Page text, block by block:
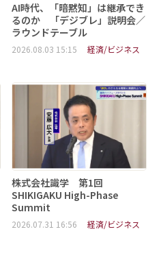
AI時代、「暗黙知」は継承でき
るのか 「デジブレ」説明会／
ラウンドテーブル
2026.08.03 15:15 経済/ビジネス
株式会社識学 第1回
SHIKIGAKU High-Phase
Summit
2026.07.31 16:56 経済/ビジネス